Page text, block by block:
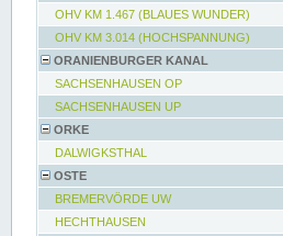
OHV KM 1.467 (BLAUES WUNDER)
OHV KM 3.014 (HOCHSPANNUNG)
ORANIENBURGER KANAL
SACHSENHAUSEN OP
SACHSENHAUSEN UP
ORKE
DALWIGKSTHAL
OSTE
BREMERVÖRDE UW
HECHTHAUSEN